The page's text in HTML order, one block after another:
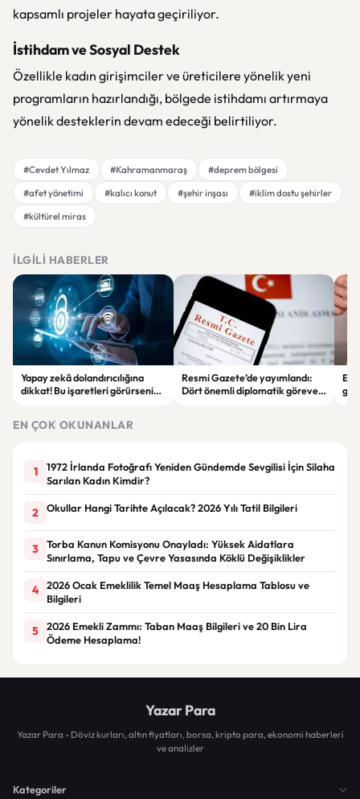
kapsamlı projeler hayata geçiriliyor.
İstihdam ve Sosyal Destek
Özellikle kadın girişimciler ve üreticilere yönelik yeni
programların hazırlandığı, bölgede istihdamı artırmaya
yönelik desteklerin devam edeceği belirtiliyor.
#Cevdet Yılmaz #Kahramanmaraş
#deprem bölgesi
#afet yönetimi
#kalıcı konut #şehir inşası
#iklim dostu şehirler
#kültürel miras
İLGILI HABERLER
Yapay zekâ dolandırıcılığına
dikkat! Bu işaretleri görürseniz
Resmi Gazete’de yayımlandı:
Dört önemli diplomatik göreve
EN ÇOK OKUNANLAR
1
1972 İrlanda Fotoğrafı Yeniden Gündemde Sevgilisi İçin Silaha
Sarılan Kadın Kimdir?
2 Okullar Hangi Tarihte Açılacak? 2026 Yılı Tatil Bilgileri
3
Torba Kanun Komisyonu Onayladı: Yüksek Aidatlara
Sınırlama, Tapu ve Çevre Yasasında Köklü Değişiklikler
4
2026 Ocak Emeklilik Temel Maaş Hesaplama Tablosu ve
Bilgileri
5
2026 Emekli Zammı: Taban Maaş Bilgileri ve 20 Bin Lira
Ödeme Hesaplama!
Yazar Para
Yazar Para - Döviz kurları, altın fiyatları, borsa, kripto para, ekonomi haberleri
ve analizler
Kategoriler